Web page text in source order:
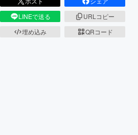
LINEで送る
URLコピー
埋め込み
QRコード